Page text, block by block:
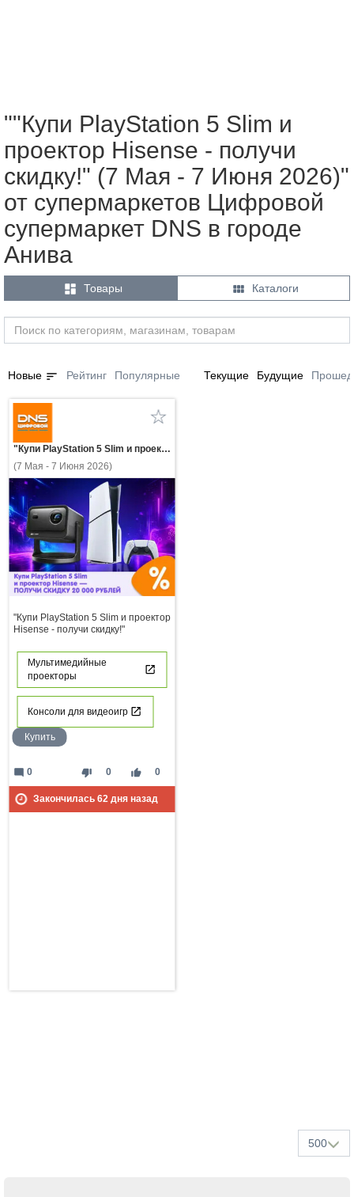
""Купи PlayStation 5 Slim и
проектор Hisense - получи
скидку!" (7 Мая - 7 Июня 2026)"
от супермаркетов Цифровой
супермаркет DNS в городе
Анива
 Товары  Каталоги
Новые sort Рейтинг Популярные Текущие Будущие
"Купи PlayStation 5 Slim и проектор Hisense - получи скидку!"
(7 Мая - 7 Июня 2026)
"Купи PlayStation 5 Slim и проектор
Hisense - получи скидку!"
Мультимедийные
проекторы
Консоли для видеоигр
Купить
thumb_down 0 thumb_up 0
mode_comment 0
Закончилась 62дня назад
500